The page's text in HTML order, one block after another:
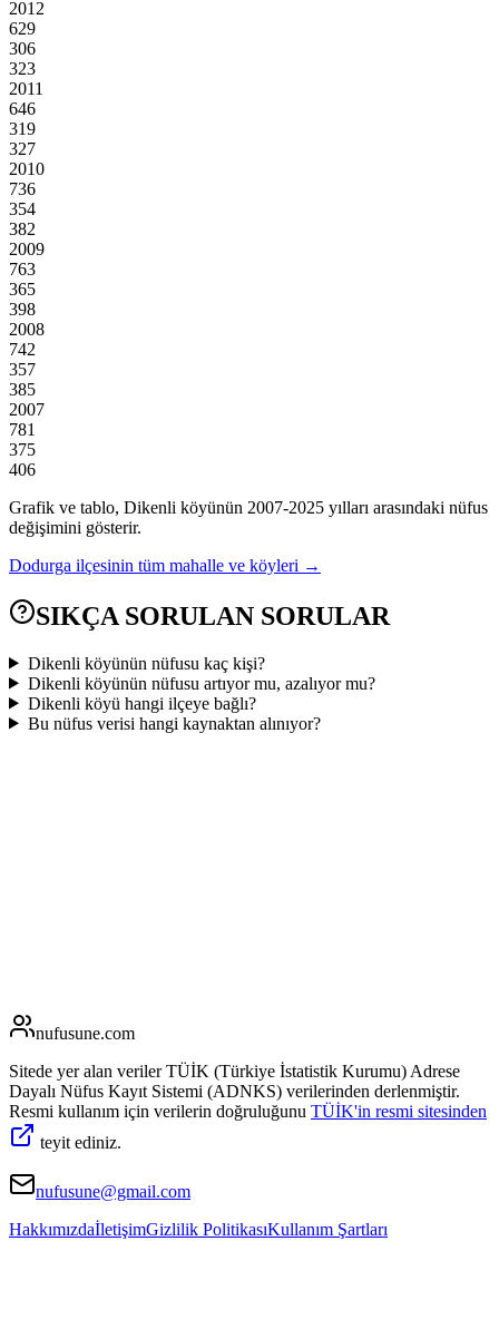
2012
629
306
323
2011
646
319
327
2010
736
354
382
2009
763
365
398
2008
742
357
385
2007
781
375
406
Grafik ve tablo, Dikenli köyünün 2007-2025 yılları arasındaki nüfus
değişimini gösterir.
Dodurga ilçesinin tüm mahalle ve köyleri →
SIKÇA SORULAN SORULAR
Dikenli köyünün nüfusu kaç kişi?
Dikenli köyünün nüfusu artıyor mu, azalıyor mu?
Dikenli köyü hangi ilçeye bağlı?
Bu nüfus verisi hangi kaynaktan alınıyor?
nufusune.com
Sitede yer alan veriler TÜİK (Türkiye İstatistik Kurumu) Adrese
Dayalı Nüfus Kayıt Sistemi (ADNKS) verilerinden derlenmiştir.
Resmi kullanım için verilerin doğruluğunu TÜİK'in resmi sitesinden
teyit ediniz.
nufusune@gmail.com
HakkımızdaİletişimGizlilik PolitikasıKullanım Şartları